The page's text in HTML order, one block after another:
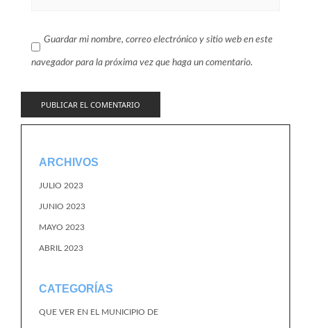
Guardar mi nombre, correo electrónico y sitio web en este
navegador para la próxima vez que haga un comentario.
ARCHIVOS
JULIO 2023
JUNIO 2023
MAYO 2023
ABRIL 2023
CATEGORÍAS
QUE VER EN EL MUNICIPIO DE